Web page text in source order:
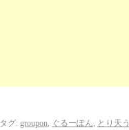
タグ: groupon, ぐるーぽん, とり天